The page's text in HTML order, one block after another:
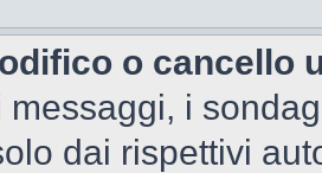
o cancello
messaggi, i
dai rispettivi